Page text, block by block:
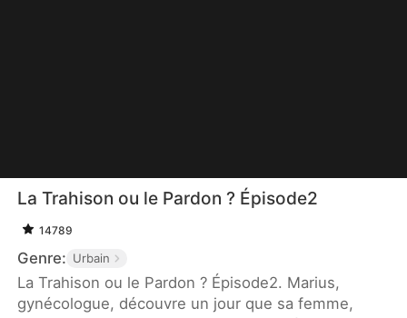
La Trahison ou le Pardon ? Épisode2
14789
Genre: Urbain
La Trahison ou le Pardon ? Épisode2. Marius,
gynécologue, découvre un jour que sa femme,